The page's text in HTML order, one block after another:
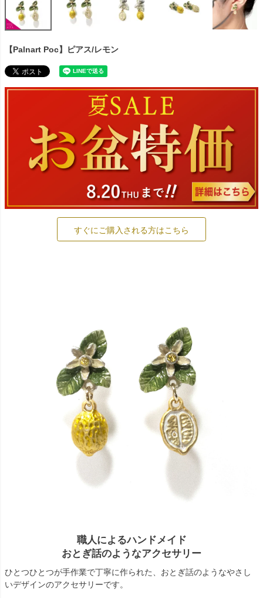
【Palnart Poc】ピアス/レモン
すぐにご購入される方はこちら
職人によるハンドメイド
おとぎ話のようなアクセサリー
ひとつひとつが手作業で丁寧に作られた、おとぎ話のようなやさし
いデザインのアクセサリーです。